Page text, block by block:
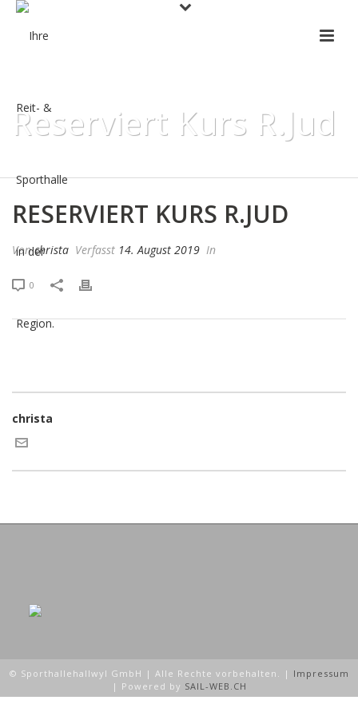
Reserviert Kurs R.Jud
RESERVIERT KURS R.JUD
Vonchrista Verfasst 14. August 2019 In
0
christa
© Sporthallehallwyl GmbH | Alle Rechte vorbehalten. | Impressum
| Powered by SAIL-WEB.CH